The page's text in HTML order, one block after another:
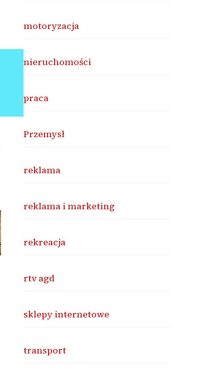
motoryzacja
nieruchomości
praca
Przemysł
reklama
reklama i marketing
rekreacja
rtv agd
sklepy internetowe
transport